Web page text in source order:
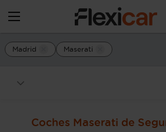
Madrid Maserati
Coches Maserati de